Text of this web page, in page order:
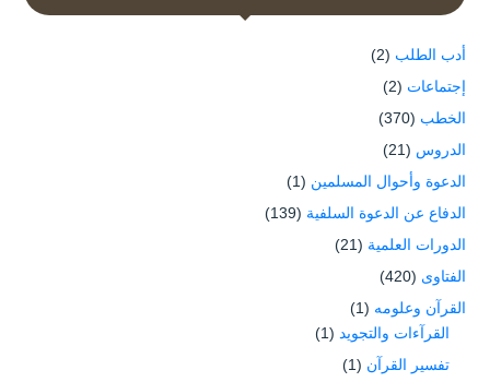
أدب الطلب (2)
إجتماعات (2)
الخطب (370)
الدروس (21)
الدعوة وأحوال المسلمين (1)
الدفاع عن الدعوة السلفية (139)
الدورات العلمية (21)
الفتاوى (420)
القرآن وعلومه (1)
القرآءات والتجويد (1)
تفسير القرآن (1)